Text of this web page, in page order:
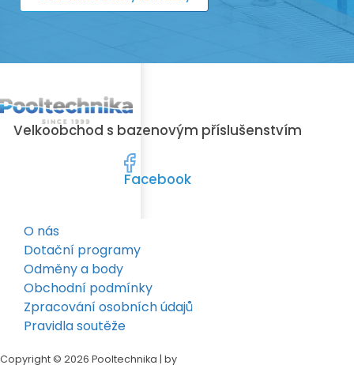
Velkoobchod s bazenovým příslušenstvím
Facebook
O nás
Dotační programy
Odměny a body
Obchodní podmínky
Zpracování osobních údajů
Pravidla soutěže
Copyright © 2026 Pooltechnika | by